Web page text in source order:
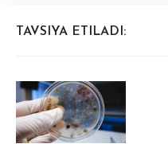
TAVSIYA ETILADI: